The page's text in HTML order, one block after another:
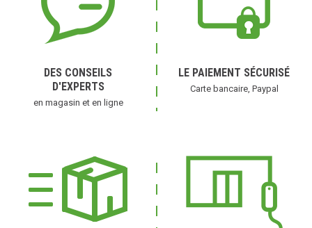
DES CONSEILS
D'EXPERTS
en magasin et en ligne
LE PAIEMENT SÉCURISÉ
Carte bancaire, Paypal